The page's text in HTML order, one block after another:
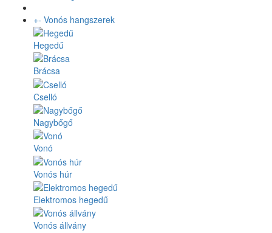
+- Vonós hangszerek
Hegedű
Brácsa
Cselló
Nagybőgő
Vonó
Vonós húr
Elektromos hegedű
Vonós állvány